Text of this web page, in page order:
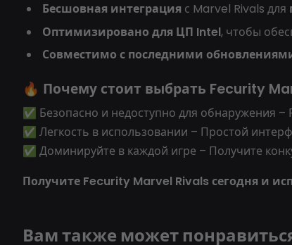
Бесшовная интеграция с Marvel Rivals для
Оптимизировано для ЦП Intel, чтобы
Совместимо с последними
🔥 Почему стоит выбрать Fecurity
✅ Безопасно и недоступно для обнаружения
✅ Легкость в использовании – Простой
✅ Доминируйте в каждой игре – Получите
Получите Fecurity Marvel Rivals сегодня и
Вам также может